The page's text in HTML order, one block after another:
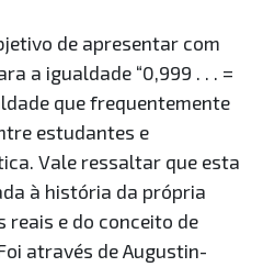
de apresentar com
a igualdade “0,999 . . . =
que frequentemente
estudantes e
Vale ressaltar que esta
à história da própria
reais e do conceito de
através de Augustin-